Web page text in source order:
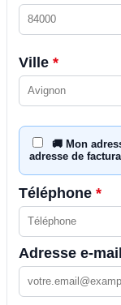
Ville *
🚚 Mon
adresse de
Téléphone *
Adresse e-mail